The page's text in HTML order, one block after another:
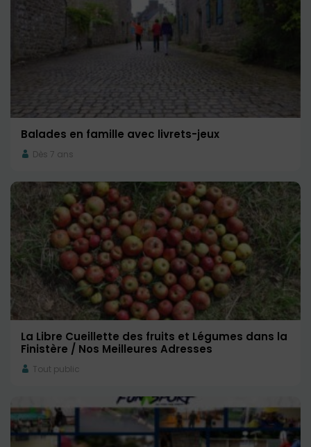
Balades en famille avec livrets-jeux
Dès 7 ans
La Libre Cueillette des fruits et Légumes dans la
Finistère / Nos Meilleures Adresses
Tout public